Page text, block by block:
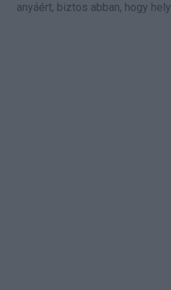
anyáért, biztos abban, hogy